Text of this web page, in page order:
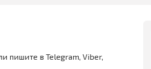
пишите в Telegram, Viber,